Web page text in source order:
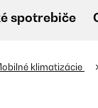
spotrebiče
klimatizácie